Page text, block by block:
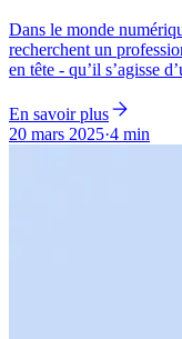
Dans le monde
recherchent un
en tête - qu’il s’agisse
En savoir plus
20 mars 2025·4 min